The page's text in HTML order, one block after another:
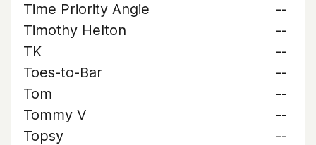
Time Priority Angie
--
Timothy Helton
--
TK
--
Toes-to-Bar
--
Tom
--
Tommy V
--
Topsy
--